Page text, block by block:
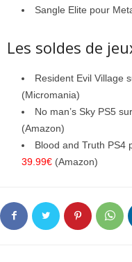
Sangle Elite pour
Les soldes de
Resident Evil Village
(Micromania)
No man’s Sky PS5
(Amazon)
Blood and Truth PS4
39.99€ (Amazon)